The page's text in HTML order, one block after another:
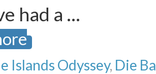
had a …
Islands Odyssey, Die